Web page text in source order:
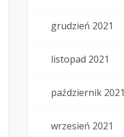
grudzień 2021
listopad 2021
październik 2021
wrzesień 2021